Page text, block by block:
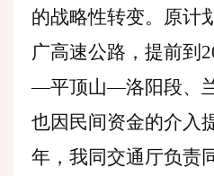
的战略性转变。原计
广高速公路，提前到
—平顶山—洛阳段、
也因民间资金的介入
年，我同交通厅负责